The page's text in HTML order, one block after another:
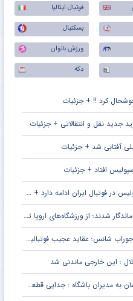
فوتبال ایتالیا
بسکتبال
ورزش بانوان
دکه
کرد !! + جزئیات
جدید نقل و انتقالاتی + جزئیات
آفتابی شد + جزئیات
افتاد + جزئیات
فوتبال ایران ادامه دارد + جزئیات
شدند؛ از ورزشگاه‌های اروپا تا جام جهانی
شانس؛ عقاید عجیب فوتبالیست‌ها!
؛ این خارجی ماندنی شد
مدیران باشگاه ؛ جدایی قطعی است !